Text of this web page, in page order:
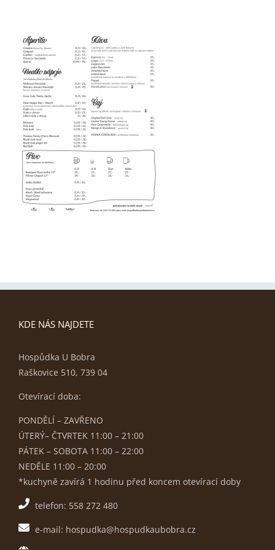
KDE NÁS NAJDETE
Hospůdka U Bobra
Raškovice 510, 739 04
Otevírací doba:
PONDĚLÍ – ZAVŘENO
ÚTERÝ– ČTVRTEK 11:00 – 21:00
PÁTEK – SOBOTA 11:00 – 22:00
NEDĚLE 11:00 – 20:00
*kuchyně zavírá 1 hodinu před koncem otevírací doby
telefon: 558 272 480
e-mail: hospudka@hospudkaubobra.cz